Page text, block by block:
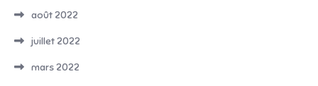
août 2022
juillet 2022
mars 2022